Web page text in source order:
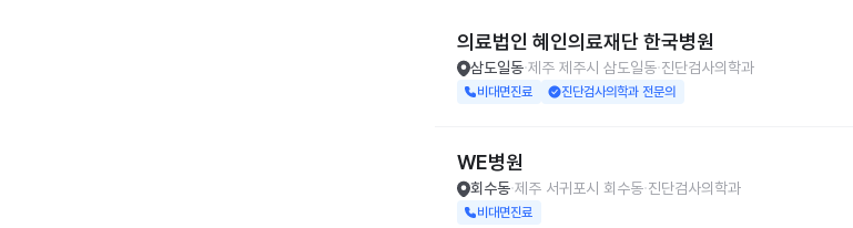
의료법인 혜인의료재단 한국병원
삼도일동 제주 제주시 삼도일동 진단검사의학과
비대면진료 진단검사의학과 전문의
WE병원
회수동 제주 서귀포시 회수동 진단검사의학과
비대면진료